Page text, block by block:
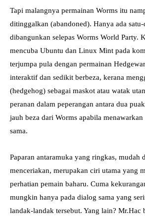
Tapi malangnya permainan Worms itu
ditinggalkan (abandoned). Hanya ada
dibangunkan selepas Worms World Party.
mencuba Ubuntu dan Linux Mint pada
terjumpa pula dengan permainan
interaktif dan sedikit berbeza, kerana
(hedgehog) sebagai maskot atau watak
peranan dalam peperangan antara dua
jauh beza dari Worms apabila
sama.
Paparan antaramuka yang ringkas, mudah
menceriakan, merupakan ciri utama yang
perhatian pemain baharu. Cuma
mungkin hanya pada dialog sama yang
landak-landak tersebut. Yang lain? Mr.Hac